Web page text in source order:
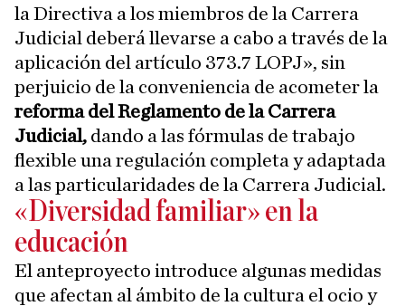
la Directiva a los miembros de la Carrera
Judicial deberá llevarse a cabo a través de la
aplicación del artículo 373.7 LOPJ», sin
perjuicio de la conveniencia de acometer la
reforma del Reglamento de la Carrera
Judicial, dando a las fórmulas de trabajo
flexible una regulación completa y adaptada
a las particularidades de la Carrera Judicial.
«Diversidad familiar» en la
educación
El anteproyecto introduce algunas medidas
que afectan al ámbito de la cultura el ocio y